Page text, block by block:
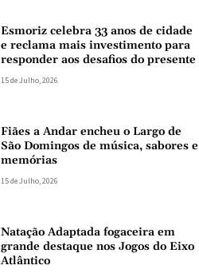
Esmoriz celebra 33 anos de cidade
e reclama mais investimento para
responder aos desafios do presente
15 de Julho, 2026
Fiães a Andar encheu o Largo de
São Domingos de música, sabores e
memórias
15 de Julho, 2026
Natação Adaptada fogaceira em
grande destaque nos Jogos do Eixo
Atlântico